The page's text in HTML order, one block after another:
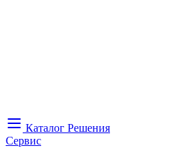
Каталог Решения
Сервис